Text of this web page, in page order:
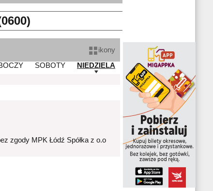
ikony
SOBOTY
NIEDZIELA
zgody MPK Łódź Spółka z o.o